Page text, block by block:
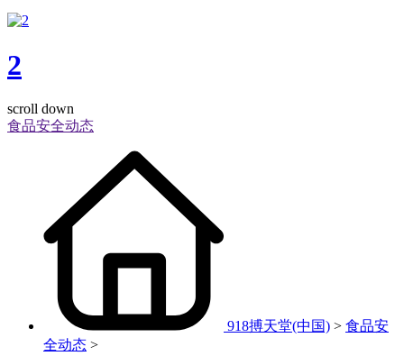
2
scroll down
食品安全动态
918搏天堂(中国) > 食品安
全动态 >